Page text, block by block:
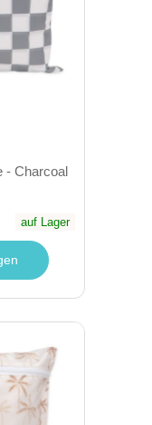
- Charcoal
auf Lager